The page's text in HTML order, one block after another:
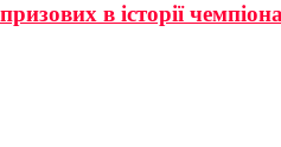
в історії